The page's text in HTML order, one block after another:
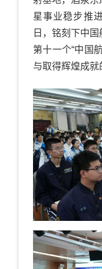
星事业稳步推
日，铭刻下中
第十一个“中国
与取得辉煌成就